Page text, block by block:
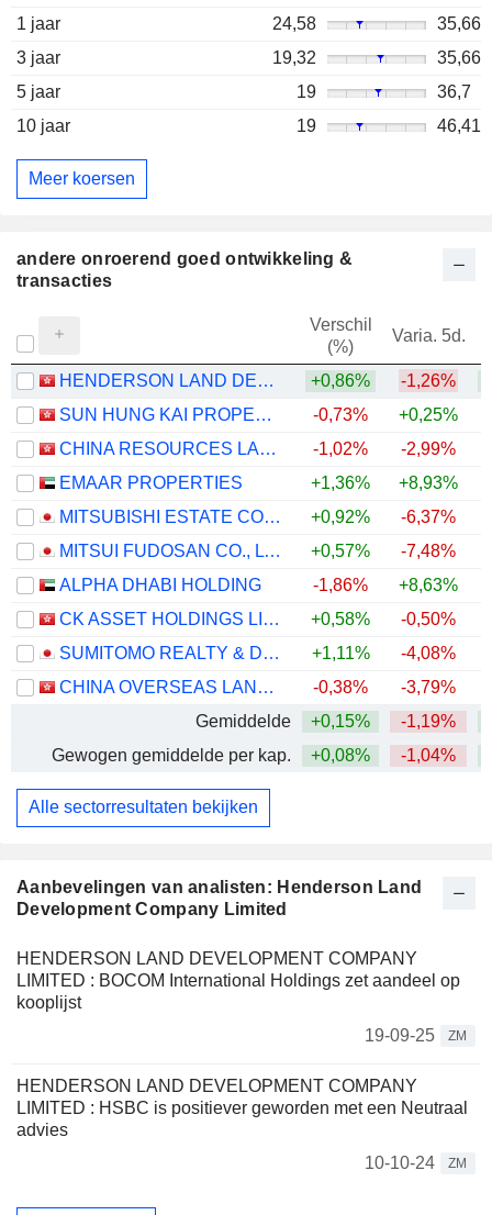
Aanbevelingen van analisten: Henderson Land
Development Company Limited
HENDERSON LAND DEVELOPMENT COMPANY
LIMITED : BOCOM International Holdings zet aandeel op
kooplijst
19-09-25
ZM
HENDERSON LAND DEVELOPMENT COMPANY
LIMITED : HSBC is positiever geworden met een Neutraal
advies
10-10-24
ZM
1 jaar
24,58
35,66
3 jaar
19,32
35,66
5 jaar
19
36,7
10 jaar
19 46,41
Meer koersen
andere onroerend goed ontwikkeling &
transacties
Verschil
(%)
Varia. 5d.
HENDERSON LAND DEVELOPMENT COMPANY LIMITED +0,86% -1,26%
SUN HUNG KAI PROPERTIES LIMITED
-0,73% +0,25%
CHINA RESOURCES LAND LIMITED
-1,02% -2,99%
EMAAR PROPERTIES
+1,36% +8,93%
MITSUBISHI ESTATE CO., LTD.
+0,92% -6,37%
MITSUI FUDOSAN CO., LTD.
+0,57% -7,48%
ALPHA DHABI HOLDING
-1,86% +8,63%
CK ASSET HOLDINGS LIMITED
+0,58% -0,50%
SUMITOMO REALTY & DEVELOPMENT CO., LTD.
+1,11% -4,08%
CHINA OVERSEAS LAND & INVESTMENT LIMITED
-0,38% -3,79%
Gemiddelde
+0,15% -1,19%
Gewogen gemiddelde per kap.
+0,08% -1,04%
Alle sectorresultaten bekijken